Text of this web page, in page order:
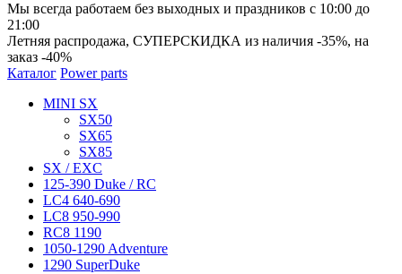
Мы всегда работаем без выходных и праздников с 10:00 до
21:00
Летняя распродажа, СУПЕРСКИДКА из наличия -35%, на
заказ -40%
Каталог Power parts
MINI SX
SX50
SX65
SX85
SX / EXC
125-390 Duke / RC
LC4 640-690
LC8 950-990
RC8 1190
1050-1290 Adventure
1290 SuperDuke